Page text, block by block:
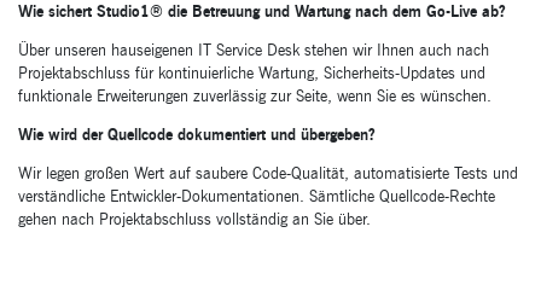
Wie sichert Studio1® die Betreuung und Wartung nach dem Go-Live ab?
Über unseren hauseigenen IT Service Desk stehen wir Ihnen auch nach
Projektabschluss für kontinuierliche Wartung, Sicherheits-Updates und
funktionale Erweiterungen zuverlässig zur Seite, wenn Sie es wünschen.
Wie wird der Quellcode dokumentiert und übergeben?
Wir legen großen Wert auf saubere Code-Qualität, automatisierte Tests und
verständliche Entwickler-Dokumentationen. Sämtliche Quellcode-Rechte
gehen nach Projektabschluss vollständig an Sie über.